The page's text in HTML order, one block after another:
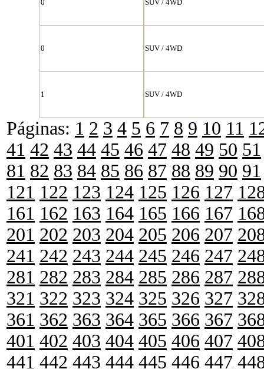
0 SUV / 4WD
0 SUV / 4WD
1 SUV / 4WD
Páginas: 1 2 3 4 5 6 7 8 9 10 11
41 42 43 44 45 46 47 48 49 50 51
81 82 83 84 85 86 87 88 89 90 91
121 122 123 124 125 126 127
161 162 163 164 165 166 167
201 202 203 204 205 206 207
241 242 243 244 245 246 247
281 282 283 284 285 286 287
321 322 323 324 325 326 327
361 362 363 364 365 366 367
401 402 403 404 405 406 407
441 442 443 444 445 446 447